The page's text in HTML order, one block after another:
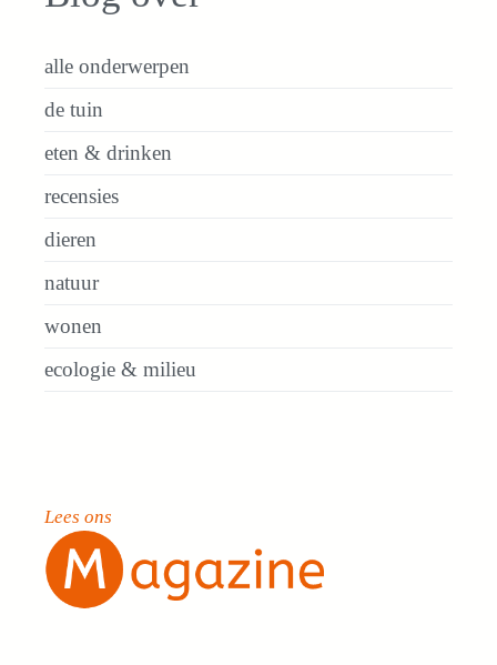
alle onderwerpen
de tuin
eten & drinken
recensies
dieren
natuur
wonen
ecologie & milieu
Lees ons